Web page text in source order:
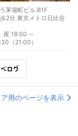
茅場町ビル B1F
2分 東京メトロ日比谷
夜 18:00 ～
（21:00）
用のページを表示